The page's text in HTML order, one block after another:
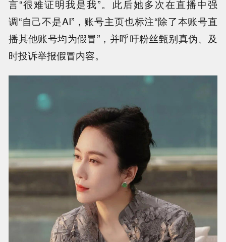
言“很难证明我是我”。此后她多次在直播中强
调“自己不是AI”，账号主页也标注“除了本账号直
播其他账号均为假冒”，并呼吁粉丝甄别真伪、及
时投诉举报假冒内容。